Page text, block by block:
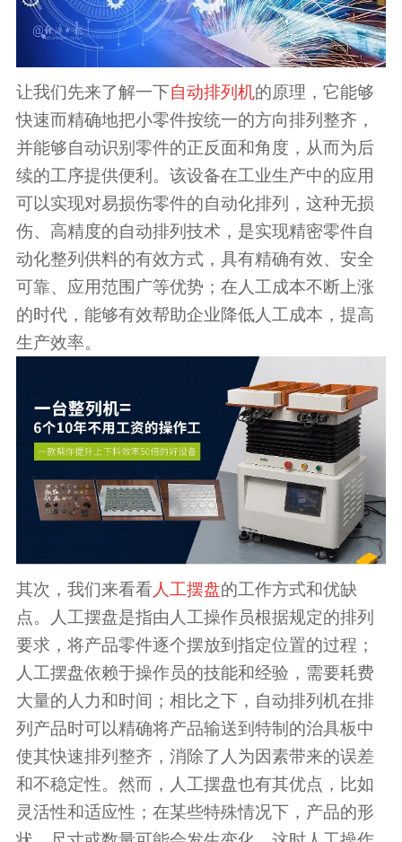
让我们先来了解一下自动排列机的原理，它能够
快速而精确地把小零件按统一的方向排列整齐，
并能够自动识别零件的正反面和角度，从而为后
续的工序提供便利。该设备在工业生产中的应用
可以实现对易损伤零件的自动化排列，这种无损
伤、高精度的自动排列技术，是实现精密零件自
动化整列供料的有效方式，具有精确有效、安全
可靠、应用范围广等优势；在人工成本不断上涨
的时代，能够有效帮助企业降低人工成本，提高
生产效率。
其次，我们来看看 人工摆盘的工作方式和优缺
点。人工摆盘是指由人工操作员根据规定的排列
要求，将产品零件逐个摆放到指定位置的过程；
人工摆盘依赖于操作员的技能和经验，需要耗费
大量的人力和时间；相比之下，自动排列机在排
列产品时可以精确将产品输送到特制的治具板中
使其快速排列整齐，消除了人为因素带来的误差
和不稳定性。然而，人工摆盘也有其优点，比如
灵活性和适应性；在某些特殊情况下，产品的形